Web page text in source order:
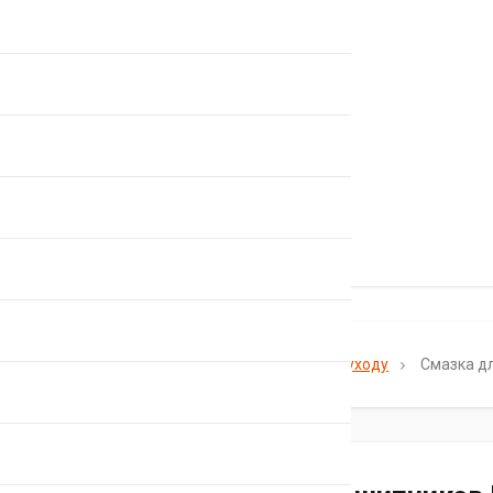
Главная Каталог Средства по уходу Смазка